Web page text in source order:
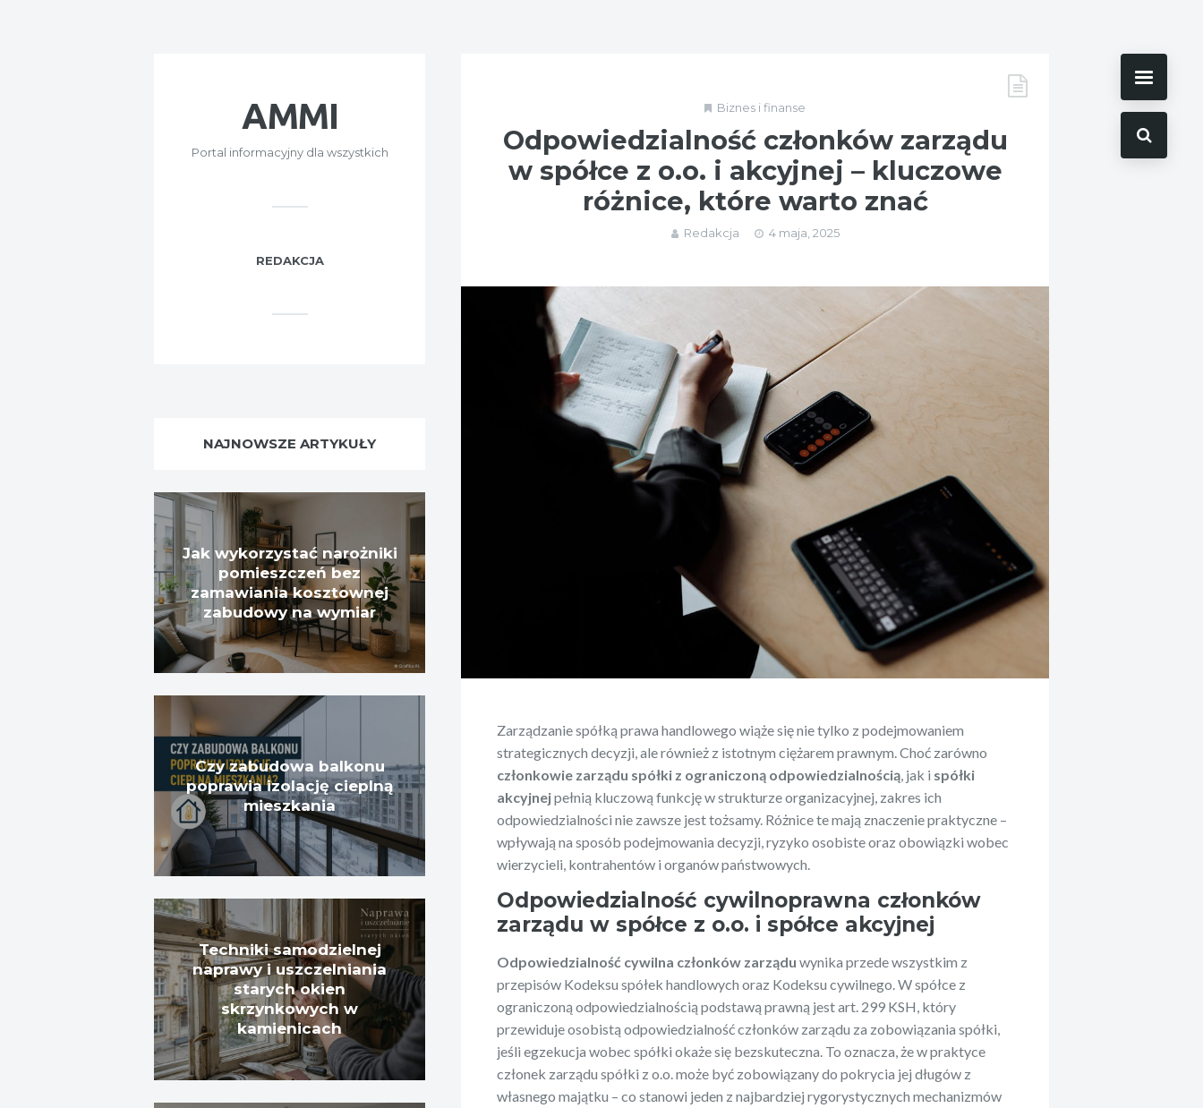
Biznes i finanse
Odpowiedzialność członków zarządu
w spółce z o.o. i akcyjnej – kluczowe
różnice, które warto znać
Redakcja 4 maja, 2025
Zarządzanie spółką prawa handlowego wiąże się nie tylko z podejmowaniem
strategicznych decyzji, ale również z istotnym ciężarem prawnym. Choć zarówno
członkowie zarządu spółki z ograniczoną odpowiedzialnością, jak i spółki
akcyjnejpełnią kluczową funkcję w strukturze organizacyjnej, zakres ich
odpowiedzialności nie zawsze jest tożsamy. Różnice te mają znaczenie praktyczne –
wpływają na sposób podejmowania decyzji, ryzyko osobiste oraz obowiązki wobec
wierzycieli, kontrahentów i organów państwowych.
Odpowiedzialność cywilnoprawna członków
zarządu w spółce z o.o. i spółce akcyjnej
Odpowiedzialność cywilna członków zarządu wynika przede wszystkim z
przepisów Kodeksu spółek handlowych oraz Kodeksu cywilnego. W spółce z
ograniczoną odpowiedzialnością podstawą prawną jest art. 299 KSH, który
przewiduje osobistą odpowiedzialność członków zarządu za zobowiązania spółki,
jeśli egzekucja wobec spółki okaże się bezskuteczna. To oznacza, że w praktyce
członek zarządu spółki z o.o. może być zobowiązany do pokrycia jej długów z
własnego majątku – co stanowi jeden z najbardziej rygorystycznych mechanizmów
AMMI
Portal informacyjny dla wszystkich
REDAKCJA
NAJNOWSZE ARTYKUŁY
Jak wykorzystać narożniki
pomieszczeń bez
zamawiania kosztownej
zabudowy na wymiar
Czy zabudowa balkonu
poprawia izolację cieplną
mieszkania
Techniki samodzielnej
naprawy i uszczelniania
starych okien
skrzynkowych w
kamienicach